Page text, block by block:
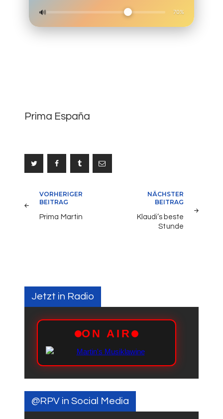
🔊 70%
Prima España
Beitragsnavigation
VORHERIGER
BEITRAG
Prima Martin
NÄCHSTER
BEITRAG
Klaudi’s beste
Stunde
Jetzt in Radio
@RPV in Social Media